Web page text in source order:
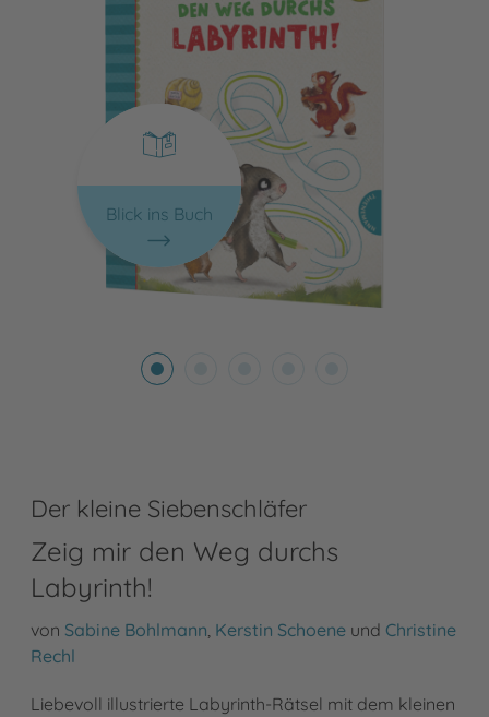
Blick ins Buch
Der kleine Siebenschläfer
Zeig mir den Weg durchs
Labyrinth!
von Sabine Bohlmann Kerstin Schoene und Christine
Rechl
Liebevoll illustrierte Labyrinth-Rätsel mit dem kleinen